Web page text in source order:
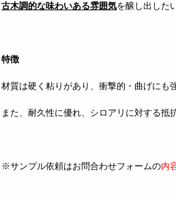
古木調的な味わいある雰囲気を醸し出した
特徴
材質は硬く粘りがあり、衝撃的・曲げにも
また、耐久性に優れ、シロアリに対する抵
※サンプル依頼はお問合わせフォームの内